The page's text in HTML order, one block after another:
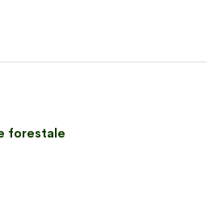
forestale